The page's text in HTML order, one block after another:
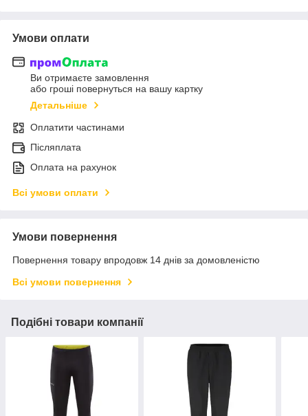
Умови оплати
Ви отримаєте замовлення
або гроші повернуться на вашу картку
Детальніше
Оплатити частинами
Післяплата
Оплата на рахунок
Всі умови оплати
Умови повернення
Повернення товару впродовж 14 днів за домовленістю
Всі умови повернення
Подібні товари компанії